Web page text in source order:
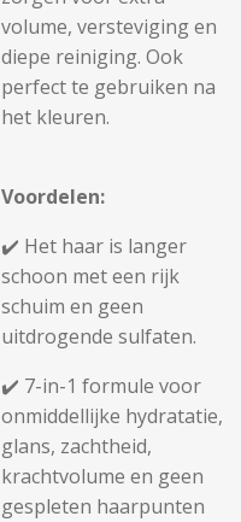
volume, versteviging en
diepe reiniging. Ook
perfect te gebruiken na
het kleuren.
Voordelen:
✔️ Het haar is langer
schoon met een rijk
schuim en geen
uitdrogende sulfaten.
✔️ 7-in-1 formule voor
onmiddellijke hydratatie,
glans, zachtheid,
krachtvolume en geen
gespleten haarpunten